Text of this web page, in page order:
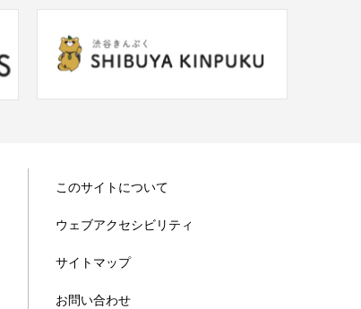
このサイトについて
ウェブアクセシビリティ
サイトマップ
お問い合わせ